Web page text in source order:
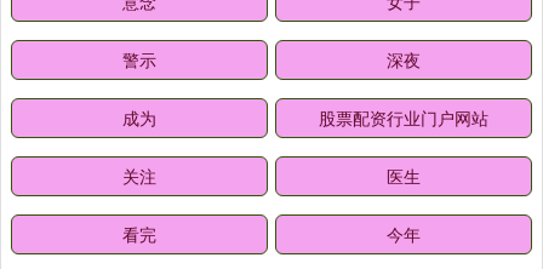
警示 深夜
成为 股票配资行业门户网站
关注 医生
看完 今年